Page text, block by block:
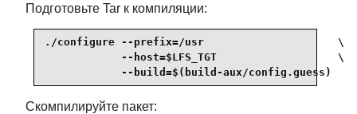
Подготовьте Tar к компиляции:
./configure --prefix=/usr                     \
            --host=$LFS_TGT                   \
            --build=$(build-aux/config.guess)
Скомпилируйте пакет: